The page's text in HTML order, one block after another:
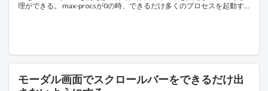
理ができる。 max-procsが0の時、できるだけ多くのプロセスを起動す
モーダル画面でスクロールバーをできるだけ出